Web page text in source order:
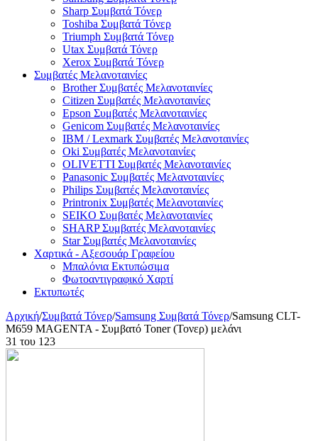
Sharp Συμβατά Τόνερ
Toshiba Συμβατά Τόνερ
Triumph Συμβατά Τόνερ
Utax Συμβατά Τόνερ
Xerox Συμβατά Τόνερ
Συμβατές Μελανοταινίες
Brother Συμβατές Μελανοταινίες
Citizen Συμβατές Μελανοταινίες
Epson Συμβατές Μελανοταινίες
Genicom Συμβατές Μελανοταινίες
IBM / Lexmark Συμβατές Μελανοταινίες
Oki Συμβατές Μελανοταινίες
OLIVETTI Συμβατές Μελανοταινίες
Panasonic Συμβατές Μελανοταινίες
Philips Συμβατές Μελανοταινίες
Printronix Συμβατές Μελανοταινίες
SEIKO Συμβατές Μελανοταινίες
SHARP Συμβατές Μελανοταινίες
Star Συμβατές Μελανοταινίες
Χαρτικά - Αξεσουάρ Γραφείου
Μπαλόνια Εκτυπώσιμα
Φωτοαντιγραφικό Χαρτί
Εκτυπωτές
Αρχική/Συμβατά Τόνερ/Samsung Συμβατά Τόνερ/Samsung CLT-
M659 MAGENTA - Συμβατό Toner (Τονερ) μελάνι
31 του 123